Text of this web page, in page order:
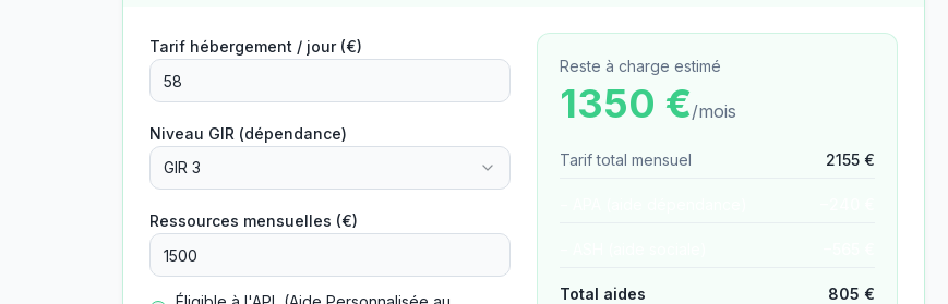
Tarif hébergement / jour (€)
Niveau GIR (dépendance)
GIR 3
Ressources mensuelles (€)
Reste à charge estimé
1350 €/mois
Tarif total mensuel 2155 €
Total aides 805 €